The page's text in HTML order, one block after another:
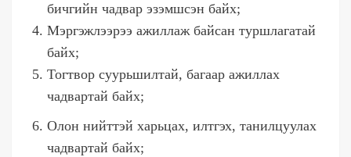
бичгийн чадвар эзэмшсэн байх;
Мэргэжлээрээ ажиллаж байсан туршлагатай
байх;
Тогтвор суурьшилтай, багаар ажиллах
чадвартай байх;
Олон нийттэй харьцах, илтгэх, танилцуулах
чадвартай байх;